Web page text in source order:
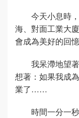
今天小息時
海、對面工業大
會成為美好的回憶
我呆滯地望
想著：如果我成
業了……
時間一分一